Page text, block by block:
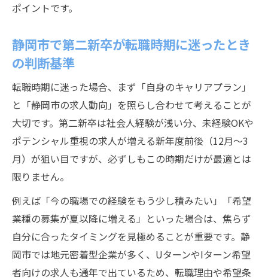
ポイントです。
静岡市で第二新卒が転職時期に迷ったとき
の判断基準
転職時期に迷った場合、まず「自身のキャリアプラン」
と「静岡市の求人動向」を照らし合わせて考えることが
大切です。第二新卒は社会人経験が浅い分、未経験OKや
ポテンシャル重視の求人が増える新年度前後（12月～3
月）が狙い目ですが、必ずしもこの時期だけが最適とは
限りません。
例えば「今の職場での経験をもう少し積みたい」「希望
業種の募集が夏以降に増える」といった場合は、焦らず
自分に合ったタイミングを見極めることが重要です。静
岡市では地元密着型企業が多く、UターンやIターン希望
者向けの求人も通年で出ているため、転職理由や希望条